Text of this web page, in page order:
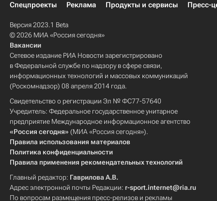
Спецпроекты
Реклама Продукты и сервисы Пресс-
Версия 2023.1 Beta
© 2026 МИА «Россия сегодня»
Вакансии
Сетевое издание РИА Новости зарегистрировано
в Федеральной службе по надзору в сфере связи,
информационных технологий и массовых коммуникаций
(Роскомнадзор) 08 апреля 2014 года.
Свидетельство о регистрации Эл № ФС77-57640
Учредитель: Федеральное государственное унитарное
предприятие Международное информационное агентство
«Россия сегодня» (МИА «Россия сегодня»).
Правила использования материалов
Политика конфиденциальности
Правила применения рекомендательных технологий
Главный редактор: Гаврилова А.В.
Адрес электронной почты Редакции: r-sport.internet@ria.ru
По вопросам размещения пресс-релизов и рекламы